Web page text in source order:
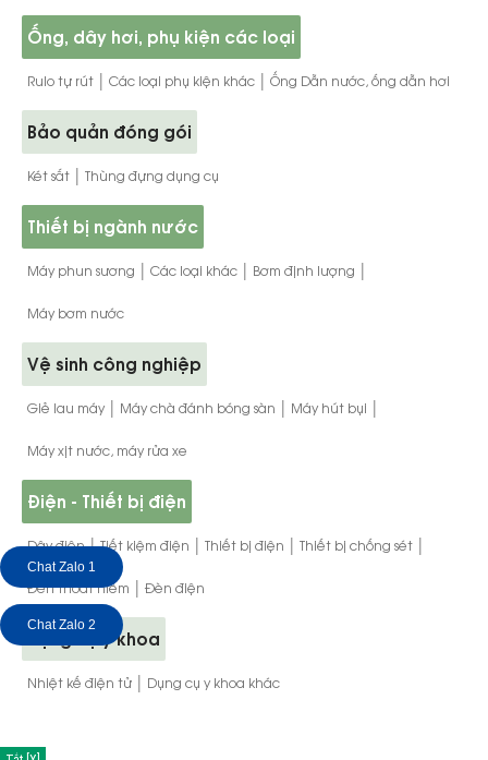
Ống, dây hơi, phụ kiện các loại
Rulo tự rút | Các loại phụ kiện khác | Ống Dẫn nước, ống dẫn hơi
Bảo quản đóng gói
Két sắt | Thùng đựng dụng cụ
Thiết bị ngành nước
Máy phun sương | Các loại khác | Bơm định lượng |
Máy bơm nước
Vệ sinh công nghiệp
Giẻ lau máy | Máy chà đánh bóng sàn | Máy hút bụi |
Máy xịt nước, máy rửa xe
Điện - Thiết bị điện
Dây điện | Tiết kiệm điện | Thiết bị điện | Thiết bị chống sét |
Đèn thoát hiểm | Đèn điện
Dụng cụ y khoa
Nhiệt kế điện tử | Dụng cụ y khoa khác
Chat Zalo 1
Chat Zalo 2